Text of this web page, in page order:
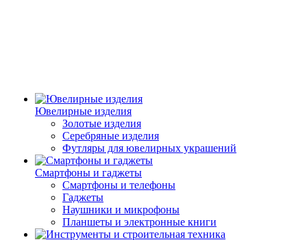
Ювелирные изделия
Золотые изделия
Серебряные изделия
Футляры для ювелирных украшений
Смартфоны и гаджеты
Смартфоны и телефоны
Гаджеты
Наушники и микрофоны
Планшеты и электронные книги